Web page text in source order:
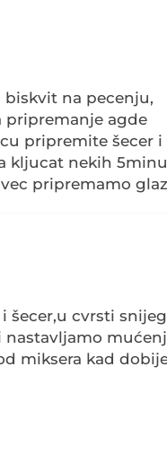
biskvit na pecenju,
pripremanje agde
pripremite šecer
kljucat nekih
pripremamo
šecer,u cvrsti
miksera kad